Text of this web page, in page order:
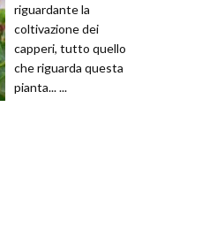
riguardante la
coltivazione dei
capperi, tutto quello
che riguarda questa
pianta... ...